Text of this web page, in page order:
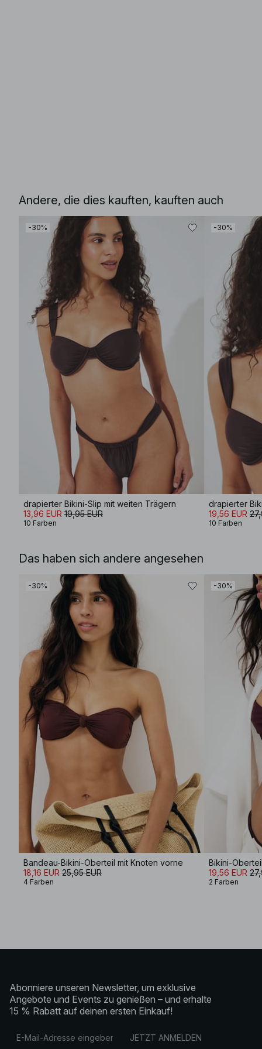
Andere, die dies kauften, kauften auch
-30%
drapierter Bikini-Slip mit weiten Trägern
13,96 EUR 19,95 EUR
10 Farben
-30%
drapierter
19,56 EUR
10 Farben
Das haben sich andere angesehen
-30%
Bandeau-Bikini-Oberteil mit Knoten vorne
18,16 EUR 25,95 EUR
4 Farben
-30%
Bikini-
19,56 EUR
2 Farben
Abonniere unseren Newsletter, um exklusive
Angebote und Events zu genießen – und erhalte
15 % Rabatt auf deinen ersten Einkauf!
JETZT ANMELDEN